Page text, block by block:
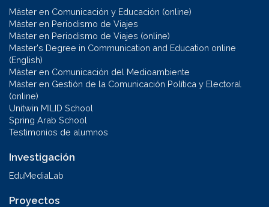
Máster en Comunicación y Educación (online)
Máster en Periodismo de Viajes
Máster en Periodismo de Viajes (online)
Master's Degree in Communication and Education online
(English)
Máster en Comunicación del Medioambiente
Máster en Gestión de la Comunicación Política y Electoral
(online)
Unitwin MILID School
Spring Arab School
Testimonios de alumnos
Investigación
EduMediaLab
Proyectos